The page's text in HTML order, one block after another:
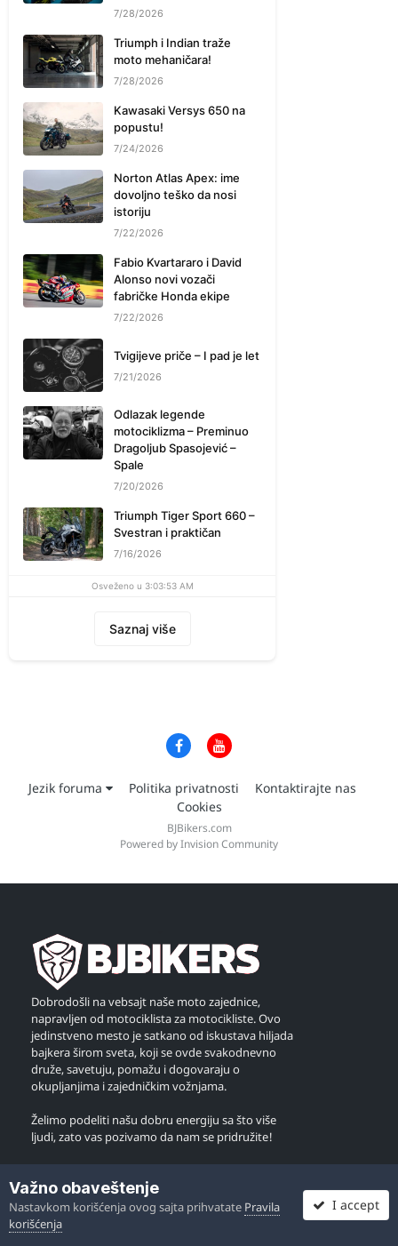
7/28/2026
Triumph i Indian traže
moto mehaničara!
7/28/2026
Kawasaki Versys 650 na
popustu!
7/24/2026
Norton Atlas Apex: ime
dovoljno teško da nosi
istoriju
7/22/2026
Fabio Kvartararo i David
Alonso novi vozači
fabričke Honda ekipe
7/22/2026
Tvigijeve priče – I pad je let
7/21/2026
Odlazak legende
motociklizma – Preminuo
Dragoljub Spasojević –
Spale
7/20/2026
Triumph Tiger Sport 660 –
Svestran i praktičan
7/16/2026
Osveženo u 3:03:53 AM
Saznaj više
Jezik foruma Politika privatnosti
Kontaktirajte nas
Cookies
BJBikers.com
Powered by Invision Community
Dobrodošli na vebsajt naše moto zajednice,
napravljen od motociklista za motocikliste. Ovo
jedinstveno mesto je satkano od iskustava hiljada
bajkera širom sveta, koji se ovde svakodnevno
druže, savetuju, pomažu i dogovaraju o
okupljanjima i zajedničkim vožnjama.
Želimo podeliti našu dobru energiju sa što više
ljudi, zato vas pozivamo da nam se pridružite!
© Copyright 2005. - 2025. BJBikers.com
Važno obaveštenje
Nastavkom korišćenja ovog sajta prihvatate Pravila
korišćenja
I accept